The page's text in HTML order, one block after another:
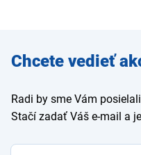
Zadajte
e-mail
Chcete vedieť
Radi by sme Vám
Stačí zadať Váš e-mail a